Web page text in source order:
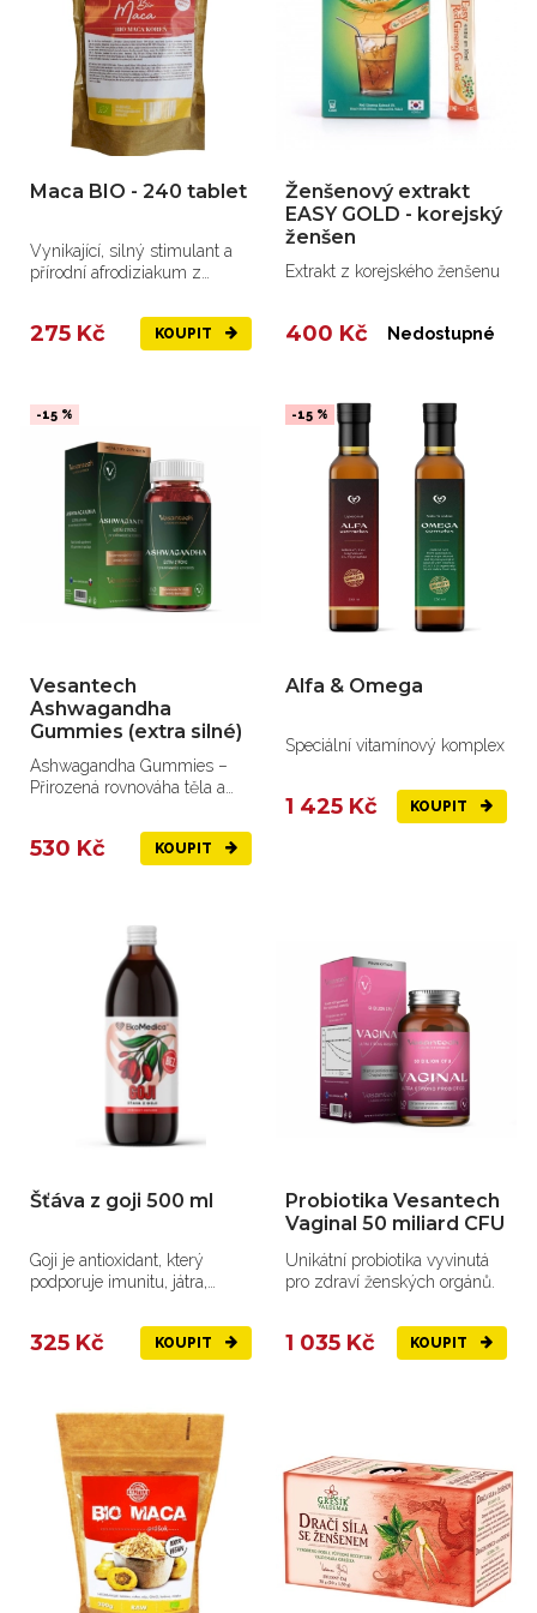
Maca BIO - 240 tablet
Vynikající, silný stimulant a
přírodní afrodiziakum z
275 Kč KOUPIT
Ženšenový extrakt
EASY GOLD - korejský
ženšen
Extrakt z korejského ženšenu
400 Kč Nedostupné
-15 %
Vesantech
Ashwagandha
Gummies (extra silné)
Ashwagandha Gummies –
Přirozená rovnováha těla a
530 Kč KOUPIT
-15 %
Alfa & Omega
Speciální vitamínový komplex
1 425 Kč KOUPIT
Šťáva z goji 500 ml
Goji je antioxidant, který
podporuje imunitu, játra,
325 Kč KOUPIT
Probiotika Vesantech
Vaginal 50 miliard CFU
Unikátní probiotika vyvinutá
pro zdraví ženských orgánů.
1 035 Kč KOUPIT